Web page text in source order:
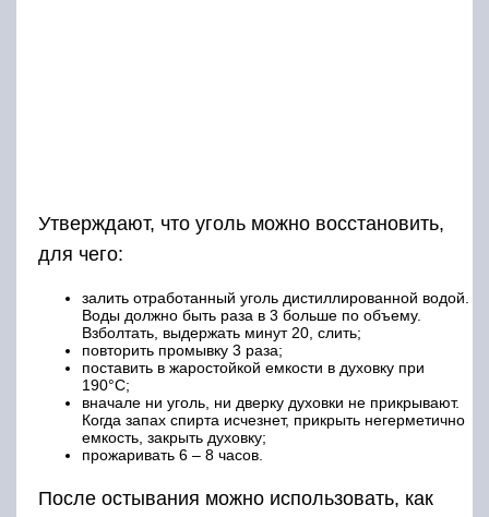
Утверждают, что уголь можно восстановить,
для чего:
залить отработанный уголь дистиллированной водой.
Воды должно быть раза в 3 больше по объему.
Взболтать, выдержать минут 20, слить;
повторить промывку 3 раза;
поставить в жаростойкой емкости в духовку при
190°С;
вначале ни уголь, ни дверку духовки не прикрывают.
Когда запах спирта исчезнет, прикрыть негерметично
емкость, закрыть духовку;
прожаривать 6 – 8 часов.
После остывания можно использовать, как